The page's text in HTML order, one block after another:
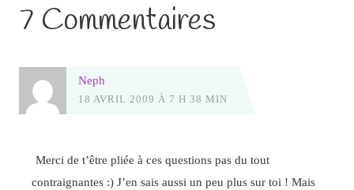
7 Commentaires
Neph
18 AVRIL 2009 À 7 H 38 MIN
Merci de t’être pliée à ces questions pas du tout
contraignantes :) J’en sais aussi un peu plus sur toi ! Mais